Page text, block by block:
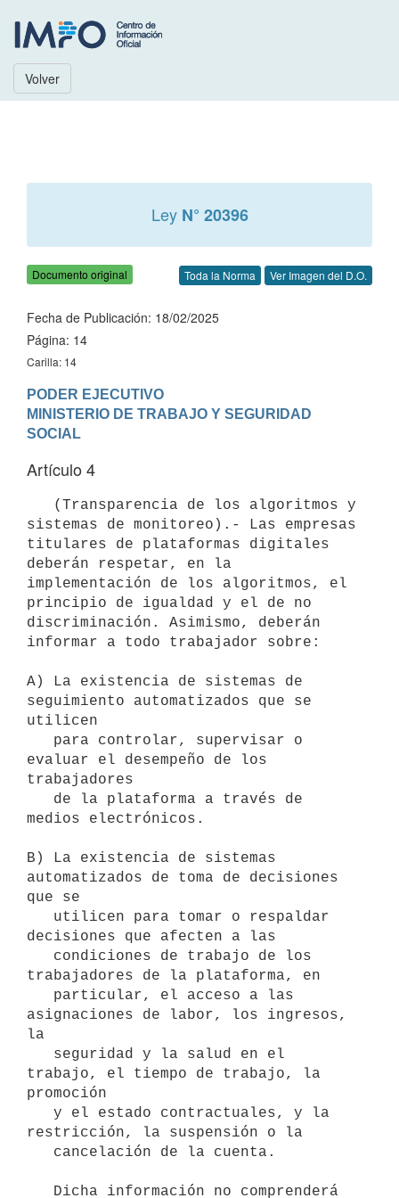
Volver
Ley N° 20396
Documento original Toda la Norma Ver Imagen del D.O.
Fecha de Publicación: 18/02/2025
Página: 14
Carilla: 14
PODER EJECUTIVO
MINISTERIO DE TRABAJO Y SEGURIDAD
Artículo 4
sistemas de monitoreo).- Las empresas
titulares de plataformas digitales
deberán respetar, en la
implementación de los algoritmos, el
principio de igualdad y el de no
discriminación. Asimismo, deberán
informar a todo trabajador sobre:
A) La existencia de sistemas de
seguimiento automatizados que se
utilicen
evaluar el desempeño de los
trabajadores
medios electrónicos.
B) La existencia de sistemas
automatizados de toma de decisiones
que se
decisiones que afecten a las
trabajadores de la plataforma, en
asignaciones de labor, los ingresos,
la
trabajo, el tiempo de trabajo, la
promoción
restricción, la suspensión o la